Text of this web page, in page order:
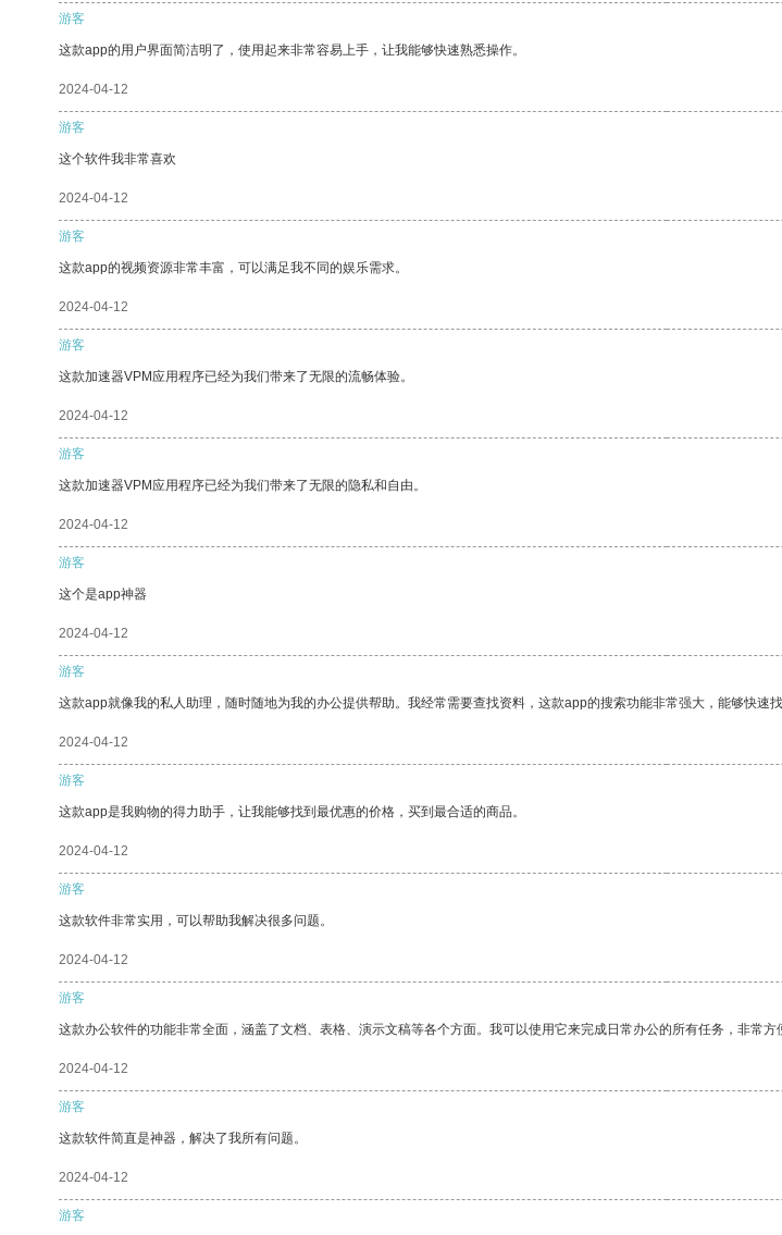
游客
这款app的用户界面简洁明了，使用起来非常容易上手，让我能够快速熟悉操作。
2024-04-12
游客
这个软件我非常喜欢
2024-04-12
游客
这款app的视频资源非常丰富，可以满足我不同的娱乐需求。
2024-04-12
游客
这款加速器VPM应用程序已经为我们带来了无限的流畅体验。
2024-04-12
游客
这款加速器VPM应用程序已经为我们带来了无限的隐私和自由。
2024-04-12
游客
这个是app神器
2024-04-12
游客
这款app就像我的私人助理，随时随地为我的办公提供帮助。我经常需要查找资料，这款app的搜索功能非常强大，能够快速找
2024-04-12
游客
这款app是我购物的得力助手，让我能够找到最优惠的价格，买到最合适的商品。
2024-04-12
游客
这款软件非常实用，可以帮助我解决很多问题。
2024-04-12
游客
这款办公软件的功能非常全面，涵盖了文档、表格、演示文稿等各个方面。我可以使用它来完成日常办公的所有任务，非常方
2024-04-12
游客
这款软件简直是神器，解决了我所有问题。
2024-04-12
游客